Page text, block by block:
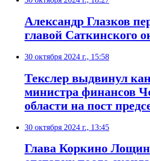
Александр Глазков
главой Саткинского
30 октября 2024 г., 15:58
Текслер выдвинул
министра финансов
области на пост
30 октября 2024 г., 13:45
Глава Коркино